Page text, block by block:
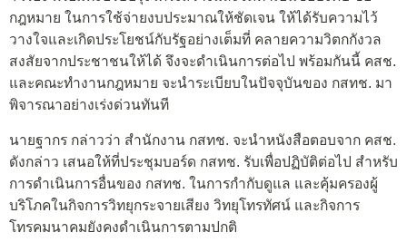
กฎหมาย ในการใช้จ่ายงบประมาณให้ชัดเจน ให้ได้รับความไว้
วางใจและเกิดประโยชน์กับรัฐอย่างเต็มที่ คลายความวิตกกังวล
สงสัยจากประชาชนให้ได้ จึงจะดำเนินการต่อไป พร้อมกันนี้ คสช.
และคณะทำงานกฎหมาย จะนำระเบียบในปัจจุบันของ กสทช. มา
พิจารณาอย่างเร่งด่วนทันที
นายฐากร กล่าวว่า สำนักงาน กสทช. จะนำหนังสือตอบจาก คสช.
ดังกล่าว เสนอให้ที่ประชุมบอร์ด กสทช. รับเพื่อปฏิบัติต่อไป สำหรับ
การดำเนินการอื่นของ กสทช. ในการกำกับดูแล และคุ้มครองผู้
บริโภคในกิจการวิทยุกระจายเสียง วิทยุโทรทัศน์ และกิจการ
โทรคมนาคมยังคงดำเนินการตามปกติ